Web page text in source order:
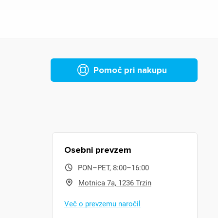
Pomoč pri nakupu
Osebni prevzem
PON–PET, 8:00–16:00
Motnica 7a, 1236 Trzin
Več o prevzemu naročil